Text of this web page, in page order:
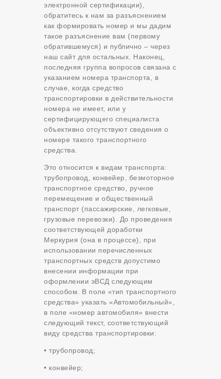
электронной сертификации),
обратитесь к нам за разъяснением
как формировать номер и мы дадим
такое разъяснение вам (первому
обратившемуся) и публично – через
наш сайт для остальных. Наконец,
последняя группа вопросов связана с
указанием номера транспорта, в
случае, когда средство
транспортировки в действительности
номера не имеет, или у
сертифицирующего специалиста
объективно отсутствуют сведения о
номере такого транспортного
средства.
Это относится к видам транспорта:
трубопровод, конвейер, безмоторное
транспортное средство, ручное
перемещение и общественный
транспорт (пассажирские, легковые,
грузовые перевозки). До проведения
соответствующей доработки
Меркурия (она в процессе), при
использовании перечисленных
транспортных средств допустимо
внесении информации при
оформлении эВСД следующим
способом. В поле «тип транспортного
средства» указать «Автомобильный»,
в поле «номер автомобиля» внести
следующий текст, соответствующий
виду средства транспортировки:
• трубопровод;
• конвейер;